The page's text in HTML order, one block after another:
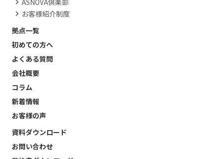
お客様紹介制度
拠点一覧
初めての方へ
よくある質問
会社概要
コラム
新着情報
お客様の声
資料ダウンロード
お問い合わせ